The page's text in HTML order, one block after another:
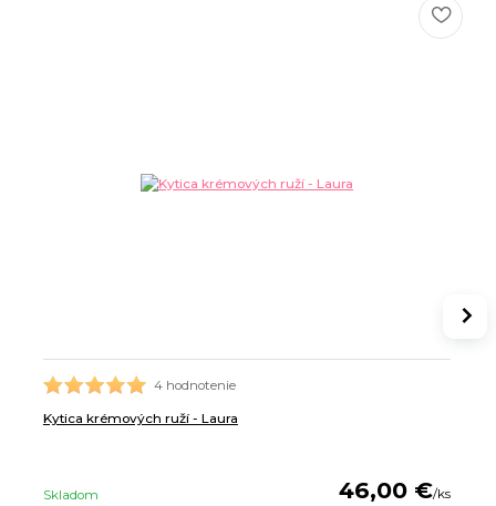
4 hodnotenie
Kytica krémových ruží - Laura
46,00 €/ks
Skladom